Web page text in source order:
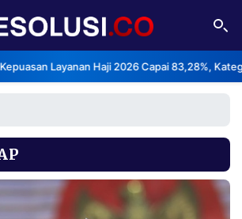
Layanan Haji 2026 Capai 83,28%, Kategori
TENTANG
IKLAN
PERSONA